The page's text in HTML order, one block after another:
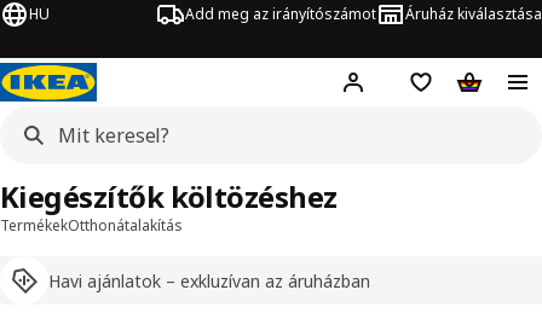
HU Add meg az irányítószámot Áruház kiválasztása
Hej! Bejelentkezés
Bevásárlólista
Kosár
TermékekOtthonátalakítás
Havi ajánlatok – exkluzívan az áruházban
Kiegészítők költözéshez